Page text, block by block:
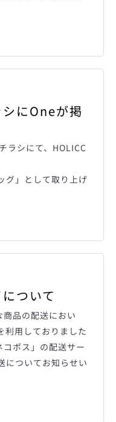
にOneが掲
ラシにて、HOLICC
グ」として取り上げ
ついて
品の配送におい
利用しておりました
ポス」の配送サー
についてお知らせい